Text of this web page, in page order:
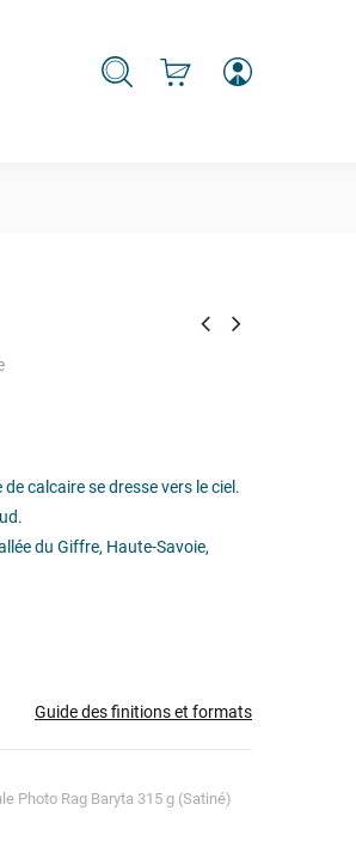
calcaire se dresse vers le ciel.
du Giffre, Haute-Savoie,
Guide des finitions et formats